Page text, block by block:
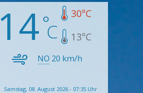
14 30°C
13°C
NO 20 km/h
Samstag, 08. August 2026 - 07:35 Uhr